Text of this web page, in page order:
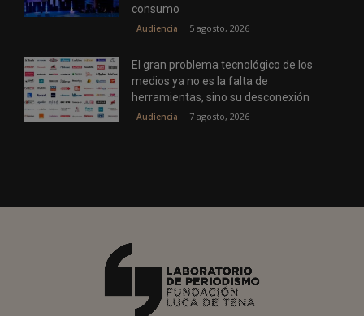
consumo
Audiencia 5 agosto, 2026
El gran problema tecnológico de los
medios ya no es la falta de
herramientas, sino su desconexión
Audiencia 7 agosto, 2026